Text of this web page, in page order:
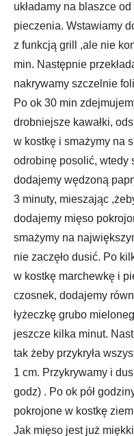
układamy na blaszce
pieczenia. Wstawiamy
z funkcją grill ,ale nie
min. Następnie
nakrywamy szczelnie
Po ok 30 min
drobniejsze kawałki,
w kostkę i smażymy na
odrobinę posolić, wtedy
dodajemy wędzoną
3 minuty, mieszając
dodajemy mięso
smażymy na
nie zaczęło dusić. Po
w kostkę marchewkę i
czosnek, dodajemy
łyżeczkę grubo
jeszcze kilka minut.
tak żeby przykryła
1 cm. Przykrywamy i
godz) . Po ok pół
pokrojone w kostkę
Jak mięso jest już